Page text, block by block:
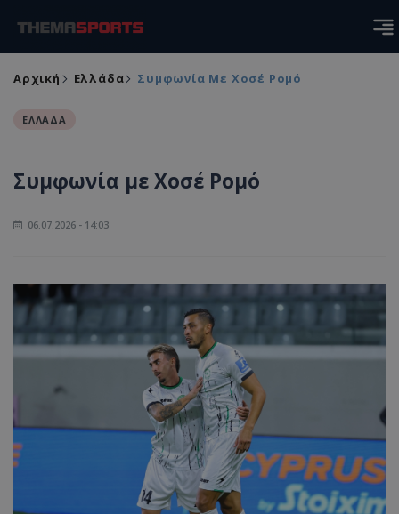
Αρχική Ελλάδα Συμφωνία Με Χοσέ Ρομό
ΕΛΛΑΔΑ
Συμφωνία με Χοσέ Ρομό
06.07.2026 - 14:03